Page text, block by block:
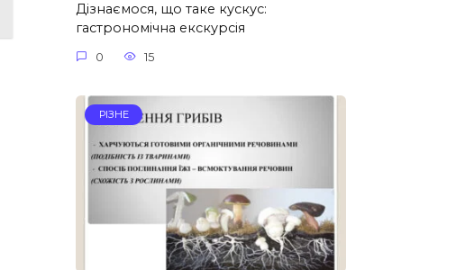
Дізнаємося, що таке кускус:
гастрономічна екскурсія
0 15
РІЗНЕ